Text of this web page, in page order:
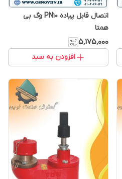
اتصال قابل پیاده PN10 وگ بی
همتا
۵٬۱۷۵٬۰۰۰
افزودن به سبد